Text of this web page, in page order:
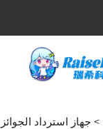
> جهاز استرداد الجوائز